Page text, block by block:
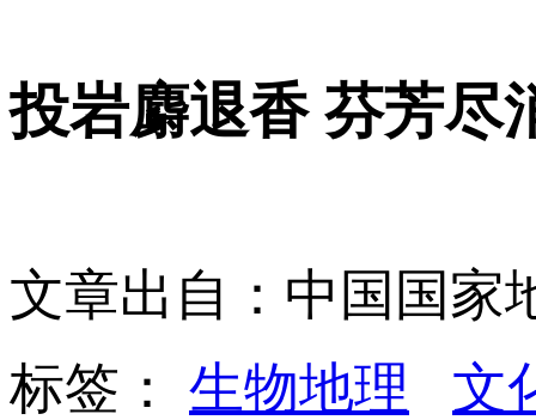
投岩麝退香 芬芳尽
文章出自：中国国家
标签： 生物地理
文